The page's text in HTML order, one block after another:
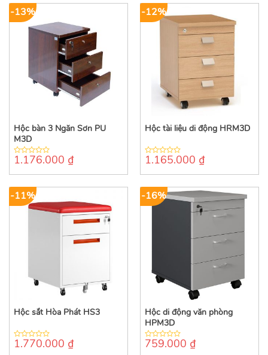
-13%
Hộc bàn 3 Ngăn Sơn PU
M3D
0
of
1.176.000 ₫
-12%
Hộc tài liệu di động HRM3D
0
of
1.165.000 ₫
-11%
Hộc sắt Hòa Phát HS3
01.770.000 ₫
-16%
Hộc di động văn phòng
HPM3D
0
759.000 ₫